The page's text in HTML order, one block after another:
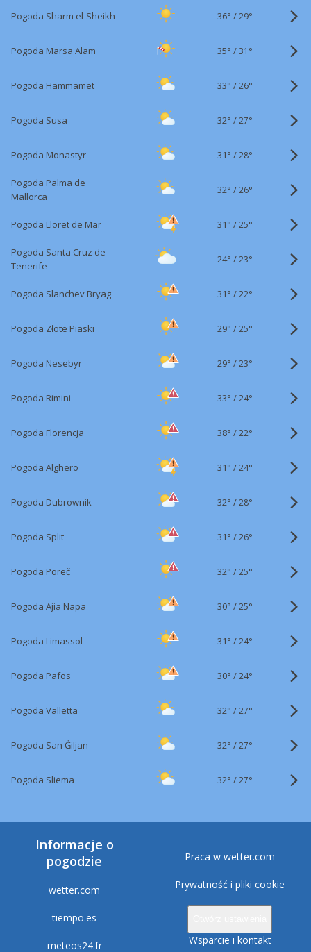
Pogoda Sharm el-Sheikh 36° /29°
Pogoda Marsa Alam 35° /31°
Pogoda Hammamet 33° /26°
Pogoda Susa 32° /27°
Pogoda Monastyr 31° /28°
Pogoda Palma de
Mallorca
32° /26°
Pogoda Lloret de Mar 31° /25°
Pogoda Santa Cruz de
Tenerife
24° /23°
Pogoda Slanchev Bryag 31° /22°
Pogoda Złote Piaski 29° /25°
Pogoda Nesebyr 29° /23°
Pogoda Rimini 33° /24°
Pogoda Florencja 38° /22°
Pogoda Alghero 31° /24°
Pogoda Dubrownik 32° /28°
Pogoda Split 31° /26°
Pogoda Poreč 32° /25°
Pogoda Ajia Napa 30° /25°
Pogoda Limassol 31° /24°
Pogoda Pafos 30° /24°
Pogoda Valletta 32° /27°
Pogoda San Ġiljan 32° /27°
Pogoda Sliema 32° /27°
Informacje o
pogodzie
wetter.com
tiempo.es
meteos24.fr
Praca w wetter.com
Prywatność i pliki cookie
Wsparcie i kontakt